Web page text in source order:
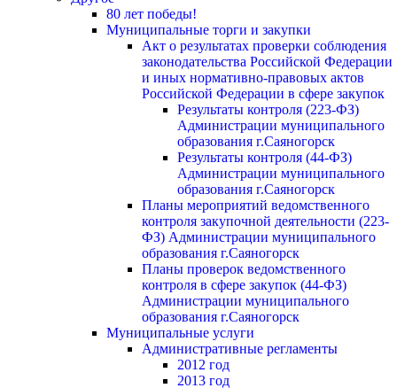
80 лет победы!
Муниципальные торги и закупки
Акт о результатах проверки соблюдения
законодательства Российской Федерации
и иных нормативно-правовых актов
Российской Федерации в сфере закупок
Результаты контроля (223-ФЗ)
Администрации муниципального
образования г.Саяногорск
Результаты контроля (44-ФЗ)
Администрации муниципального
образования г.Саяногорск
Планы мероприятий ведомственного
контроля закупочной деятельности (223-
ФЗ) Администрации муниципального
образования г.Саяногорск
Планы проверок ведомственного
контроля в сфере закупок (44-ФЗ)
Администрации муниципального
образования г.Саяногорск
Муниципальные услуги
Административные регламенты
2012 год
2013 год